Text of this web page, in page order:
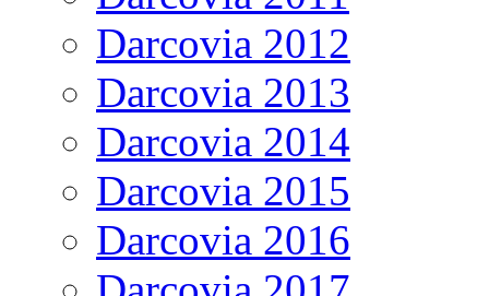
Darcovia 2012
Darcovia 2013
Darcovia 2014
Darcovia 2015
Darcovia 2016